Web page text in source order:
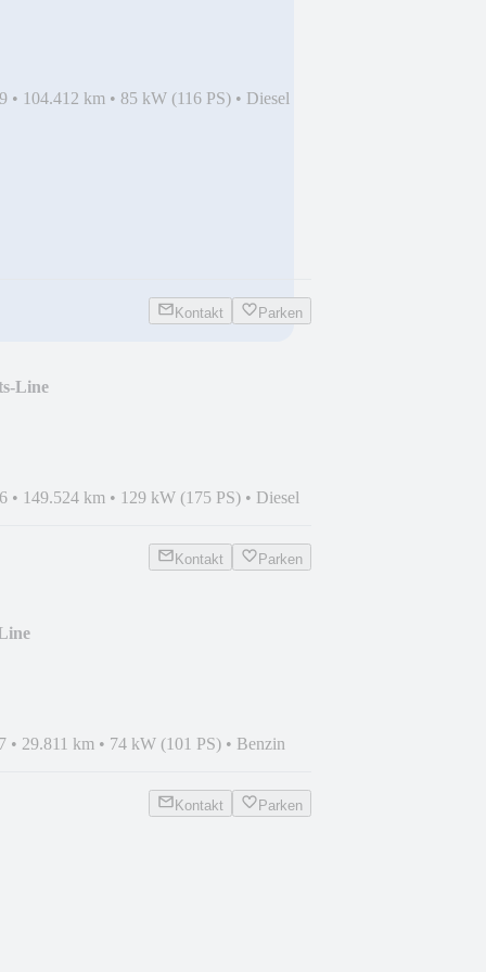
• 104.412 km • 85 kW (116 PS) • Diesel
Kontakt Parken
Line
• 149.524 km • 129 kW (175 PS) • Diesel
Kontakt Parken
• 29.811 km • 74 kW (101 PS) • Benzin
Kontakt Parken